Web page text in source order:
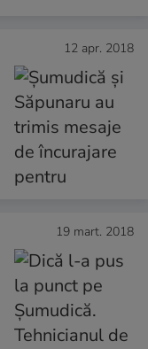
12 apr. 2018
19 mart. 2018